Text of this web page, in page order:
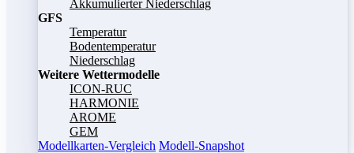
Akkumulierter Niederschlag
GFS
Temperatur
Bodentemperatur
Niederschlag
Weitere Wettermodelle
ICON-RUC
HARMONIE
AROME
GEM
Modellkarten-Vergleich Modell-Snapshot